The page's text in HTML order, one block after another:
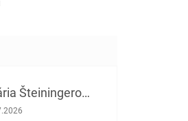
Mária Šteiningerová
obchodu je 5 z 5 hviezdičiek.